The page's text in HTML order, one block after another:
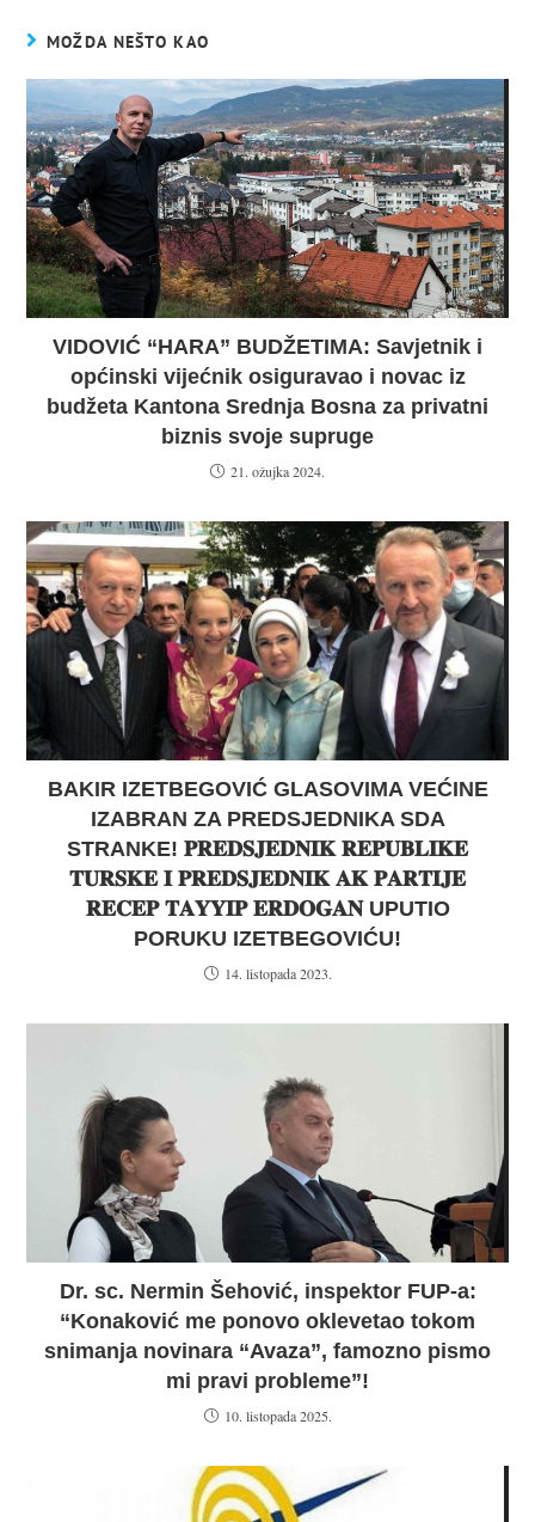
MOŽDA NEŠTO KAO
VIDOVIĆ “HARA” BUDŽETIMA: Savjetnik i
općinski vijećnik osiguravao i novac iz
budžeta Kantona Srednja Bosna za privatni
biznis svoje supruge
21. ožujka 2024.
BAKIR IZETBEGOVIĆ GLASOVIMA VEĆINE
IZABRAN ZA PREDSJEDNIKA SDA
STRANKE! 𝐏𝐑𝐄𝐃𝐒𝐉𝐄𝐃𝐍𝐈𝐊 𝐑𝐄𝐏𝐔𝐁𝐋𝐈𝐊𝐄
𝐓𝐔𝐑𝐒𝐊𝐄 𝐈 𝐏𝐑𝐄𝐃𝐒𝐉𝐄𝐃𝐍𝐈𝐊 𝐀𝐊 𝐏𝐀𝐑𝐓𝐈𝐉𝐄
𝐑𝐄𝐂𝐄𝐏 𝐓𝐀𝐘𝐘𝐈𝐏 𝐄𝐑𝐃𝐎𝐆𝐀𝐍 UPUTIO
PORUKU IZETBEGOVIĆU!
14. listopada 2023.
Dr. sc. Nermin Šehović, inspektor FUP-a:
“Konaković me ponovo oklevetao tokom
snimanja novinara “Avaza”, famozno pismo
mi pravi probleme”!
10. listopada 2025.